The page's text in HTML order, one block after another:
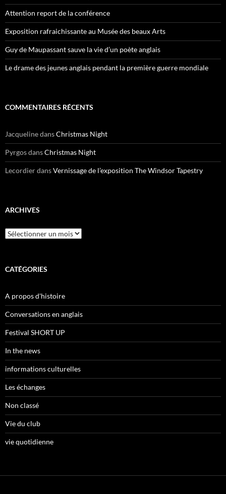
Attention report de la conférence
Exposition rafraichissante au Musée des beaux Arts
Guy de Maupassant sauve la vie d’un poète anglais
Le drame des jeunes anglais pendant la première guerre mondiale
COMMENTAIRES RÉCENTS
JacquelinedansChristmas Night
PyrgosdansChristmas Night
LecordierdansVernissage de l’exposition The Windsor Tapestry
ARCHIVES
Archives
CATÉGORIES
A propos d'histoire
Conversations en anglais
Festival SHORT UP
In the news
informations culturelles
Les échanges
Non classé
Vie du club
vie quotidienne